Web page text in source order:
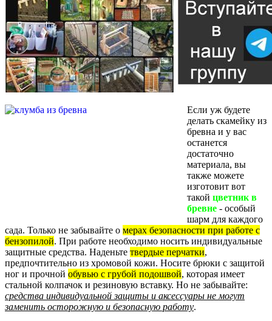
Если уж будете
делать скамейку из
бревна и у вас
останется
достаточно
материала, вы
также можете
изготовит вот
такой цветник в
бревне - особый
шарм для каждого
сада. Только не забывайте о мерах безопасности при работе с
бензопилой. При работе необходимо носить индивидуальные
защитные средства. Наденьте твердые перчатки,
предпочтительно из хромовой кожи. Носите брюки с защитой
ног и прочной обувью с грубой подошвой, которая имеет
стальной колпачок и резиновую вставку. Но не забывайте:
средства индивидуальной защиты и аксессуары не могут
заменить осторожную и безопасную работу.